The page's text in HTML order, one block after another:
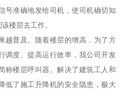
号准确地发给司机，使司机确切知
楼层去工作。
越普及。随着楼层的增高，为了方
调度、提高运行效率，我公司开发
称楼层呼叫器。解决了建筑工人和
低了施工升降机的安全隐患，极大